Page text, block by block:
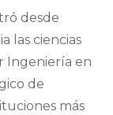
desde
las ciencias
Ingeniería en
de
más